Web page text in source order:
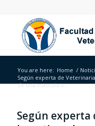
You are here: Home /
Según experta de
de una mascota e...
Según experta